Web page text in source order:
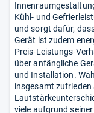
Kühl- und
und sorgt dafür,
Gerät ist zudem
Preis-Leistungs-
über anfängliche
und Installation.
insgesamt zufrieden
viele aufgrund